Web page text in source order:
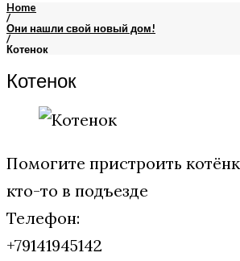
Home
/
Они нашли свой новый дом!
/
Котенок
Котенок
Помогите пристроить
кто-то в подъезде
Телефон:
+79141945142